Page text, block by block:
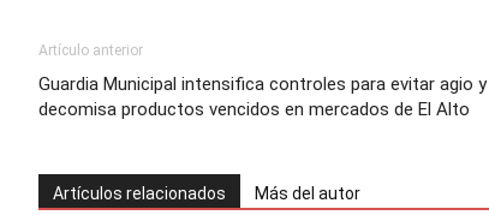
Artículo anterior
Guardia Municipal intensifica controles para evitar agio y
decomisa productos vencidos en mercados de El Alto
Artículos relacionados Más del autor